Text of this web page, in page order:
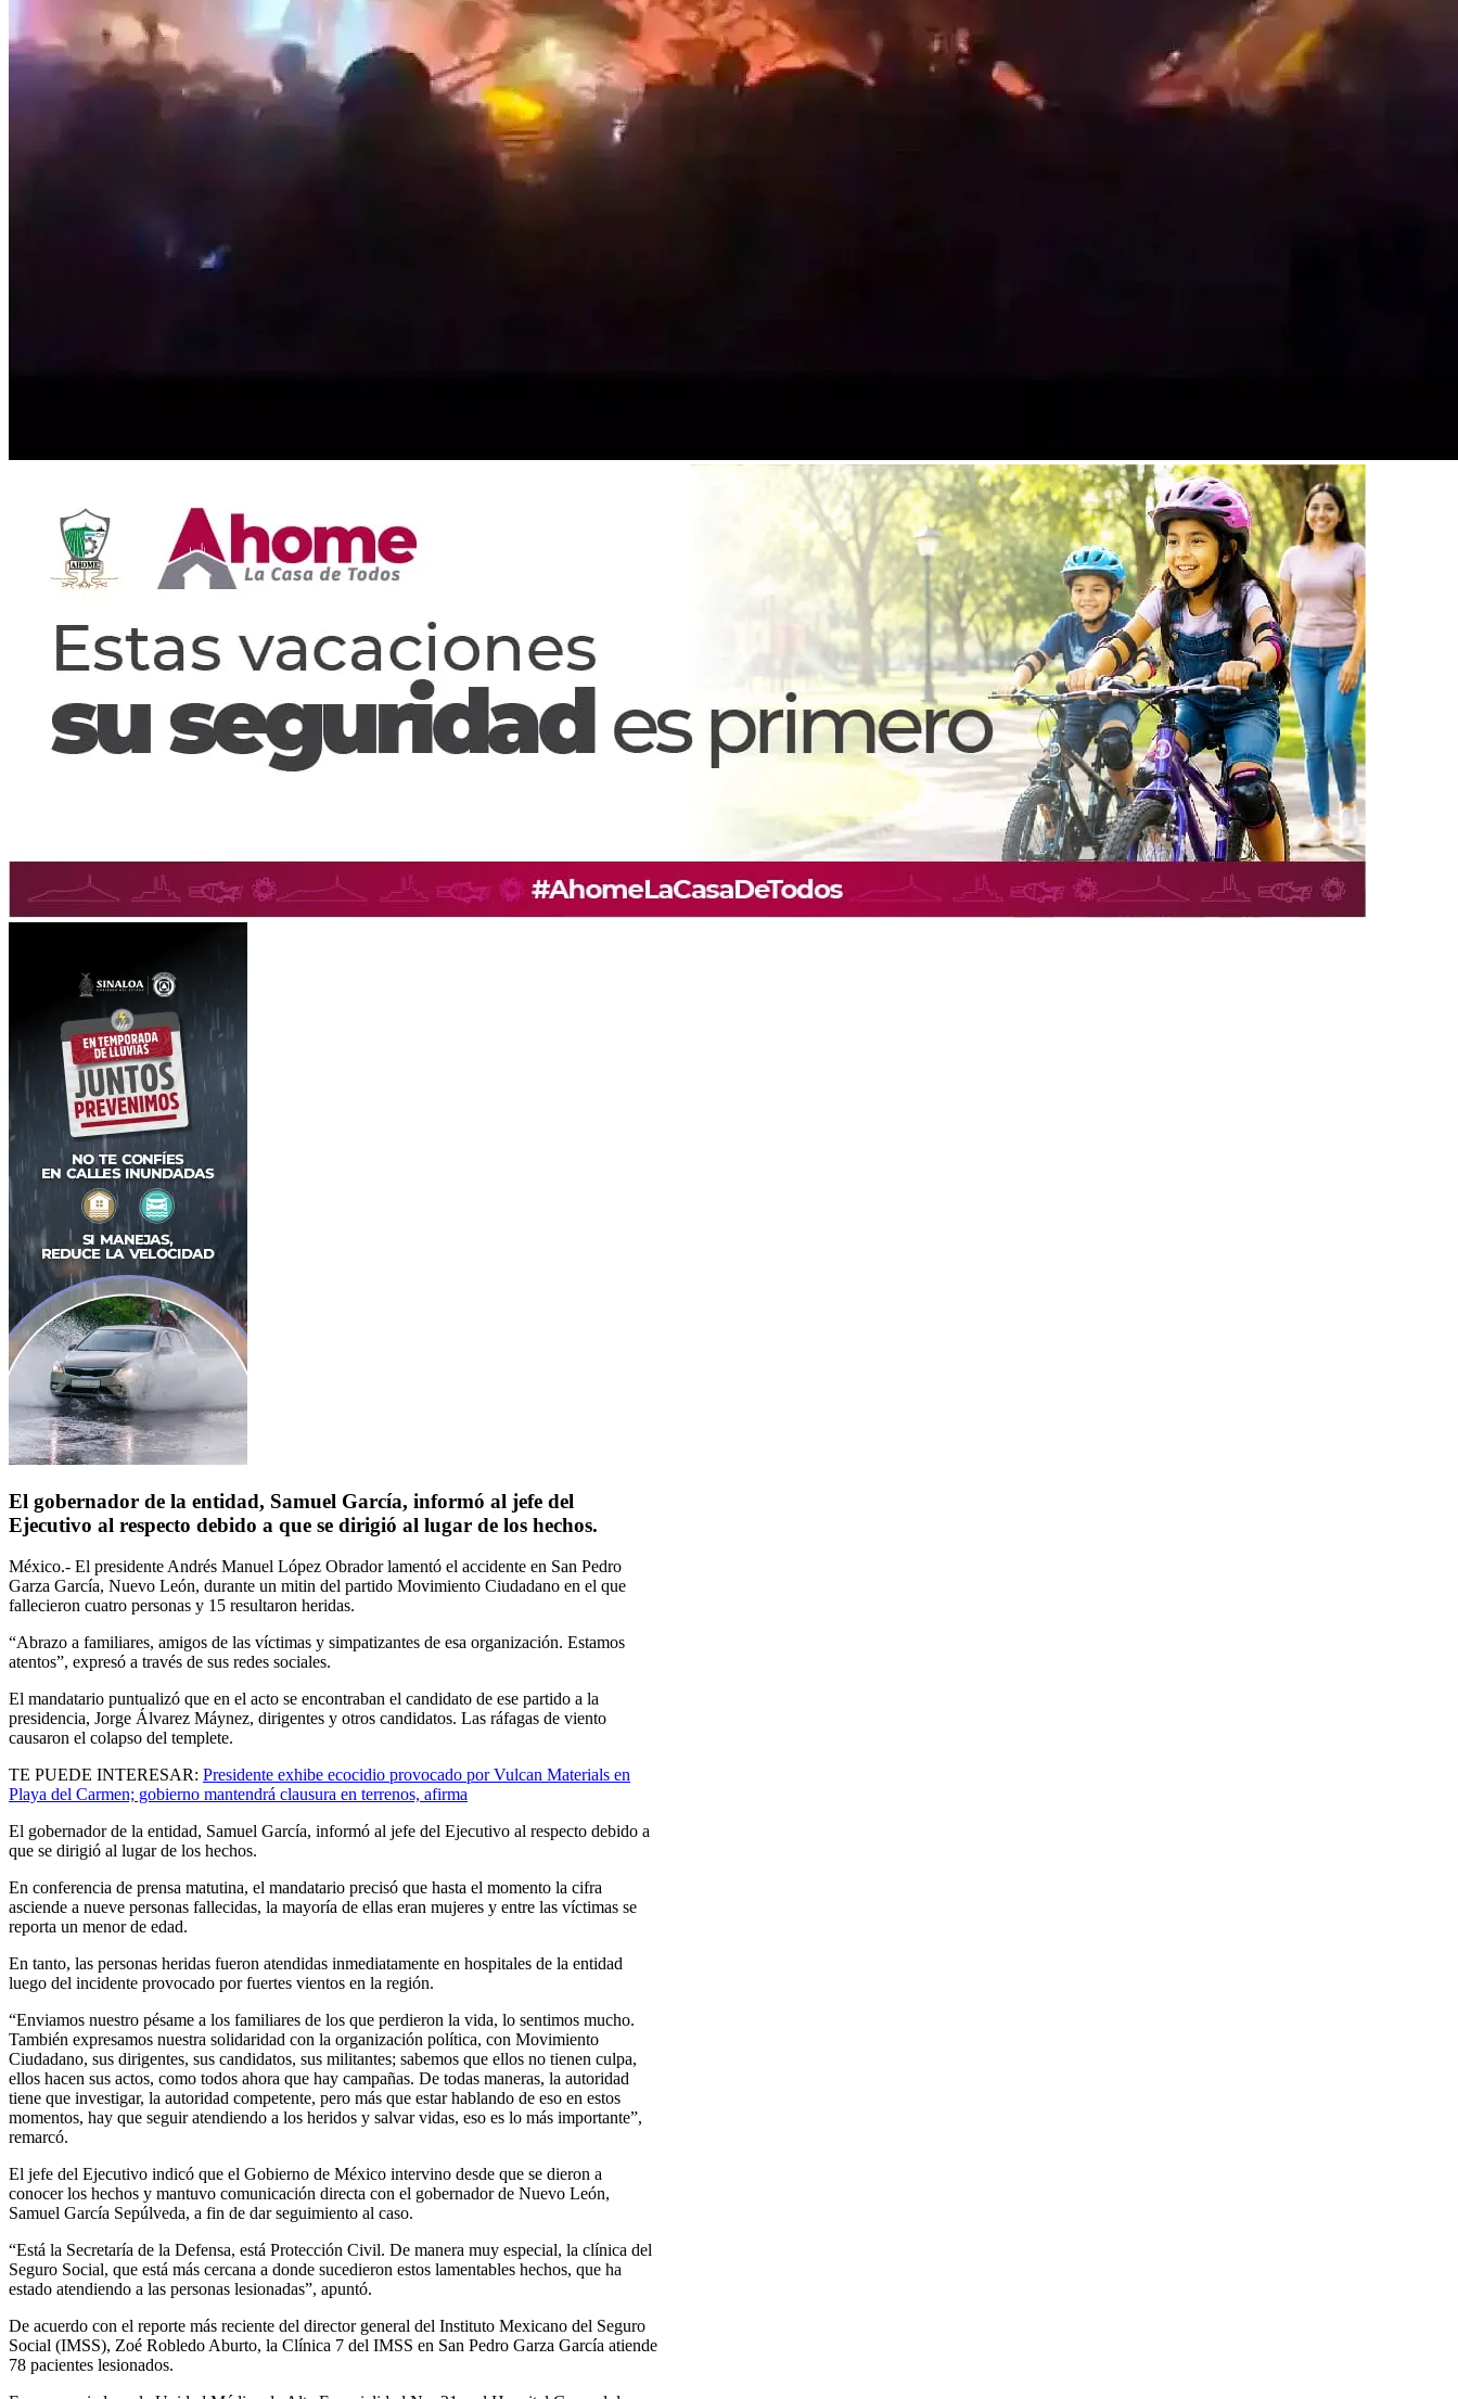
El gobernador de la entidad, Samuel García, informó al jefe del
Ejecutivo al respecto debido a que se dirigió al lugar de los hechos.
México.- El presidente Andrés Manuel López Obrador lamentó el accidente en San Pedro
Garza García, Nuevo León, durante un mitin del partido Movimiento Ciudadano en el que
fallecieron cuatro personas y 15 resultaron heridas.
“Abrazo a familiares, amigos de las víctimas y simpatizantes de esa organización. Estamos
atentos”, expresó a través de sus redes sociales.
El mandatario puntualizó que en el acto se encontraban el candidato de ese partido a la
presidencia, Jorge Álvarez Máynez, dirigentes y otros candidatos. Las ráfagas de viento
causaron el colapso del templete.
TE PUEDE INTERESAR: Presidente exhibe ecocidio provocado por Vulcan Materials en
Playa del Carmen; gobierno mantendrá clausura en terrenos, afirma
El gobernador de la entidad, Samuel García, informó al jefe del Ejecutivo al respecto debido a
que se dirigió al lugar de los hechos.
En conferencia de prensa matutina, el mandatario precisó que hasta el momento la cifra
asciende a nueve personas fallecidas, la mayoría de ellas eran mujeres y entre las víctimas se
reporta un menor de edad.
En tanto, las personas heridas fueron atendidas inmediatamente en hospitales de la entidad
luego del incidente provocado por fuertes vientos en la región.
“Enviamos nuestro pésame a los familiares de los que perdieron la vida, lo sentimos mucho.
También expresamos nuestra solidaridad con la organización política, con Movimiento
Ciudadano, sus dirigentes, sus candidatos, sus militantes; sabemos que ellos no tienen culpa,
ellos hacen sus actos, como todos ahora que hay campañas. De todas maneras, la autoridad
tiene que investigar, la autoridad competente, pero más que estar hablando de eso en estos
momentos, hay que seguir atendiendo a los heridos y salvar vidas, eso es lo más importante”,
remarcó.
El jefe del Ejecutivo indicó que el Gobierno de México intervino desde que se dieron a
conocer los hechos y mantuvo comunicación directa con el gobernador de Nuevo León,
Samuel García Sepúlveda, a fin de dar seguimiento al caso.
“Está la Secretaría de la Defensa, está Protección Civil. De manera muy especial, la clínica del
Seguro Social, que está más cercana a donde sucedieron estos lamentables hechos, que ha
estado atendiendo a las personas lesionadas”, apuntó.
De acuerdo con el reporte más reciente del director general del Instituto Mexicano del Seguro
Social (IMSS), Zoé Robledo Aburto, la Clínica 7 del IMSS en San Pedro Garza García atiende
78 pacientes lesionados.